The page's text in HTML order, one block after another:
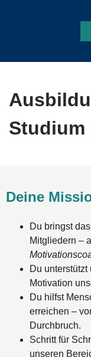
Studium
Deine
Du bringst
Mitgliedern –
Du unterstützt
Motivation
Du hilfst
erreichen –
Durchbruch.
Schritt für
unseren